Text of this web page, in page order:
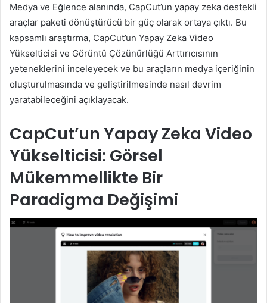
Medya ve Eğlence alanında, CapCut’un yapay zeka destekli
araçlar paketi dönüştürücü bir güç olarak ortaya çıktı. Bu
kapsamlı araştırma, CapCut’un Yapay Zeka Video
Yükselticisi ve Görüntü Çözünürlüğü Arttırıcısının
yeteneklerini inceleyecek ve bu araçların medya içeriğinin
oluşturulmasında ve geliştirilmesinde nasıl devrim
yaratabileceğini açıklayacak.
CapCut’un Yapay Zeka Video
Yükselticisi: Görsel
Mükemmellikte Bir
Paradigma Değişimi